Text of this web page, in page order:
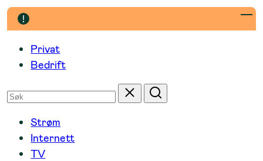
Hopp
til
innholdPrivat
Bedrift
Søk
etter
Tilbakestill
Søk
Strøm
Internett
TV